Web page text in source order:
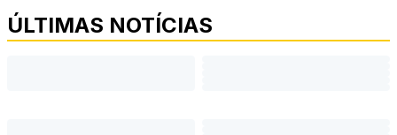
ÚLTIMAS NOTÍCIAS